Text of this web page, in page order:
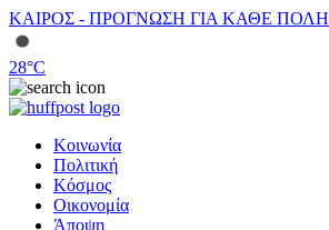
ΚΑΙΡΟΣ - ΠΡΟΓΝΩΣΗ ΓΙΑ ΚΑΘΕ ΠΟΛΗ
28°C
Κοινωνία
Πολιτική
Κόσμος
Οικονομία
Άποψη